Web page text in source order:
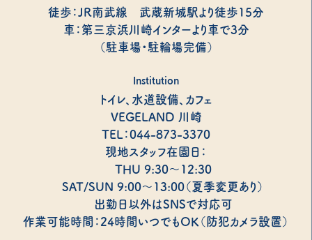
徒歩：JR南武線 武蔵新城駅より徒歩15分
車：第三京浜川崎インターより車で3分
（駐車場・駐輪場完備）
Institution
トイレ、水道設備、カフェ
VEGELAND 川崎
TEL：044-873-3370
現地スタッフ在園日：
THU 9:30～12:30
SAT/SUN 9:00～13:00（夏季変更あり）
出勤日以外はSNSで対応可
作業可能時間：24時間いつでもOK（防犯カメラ設置）